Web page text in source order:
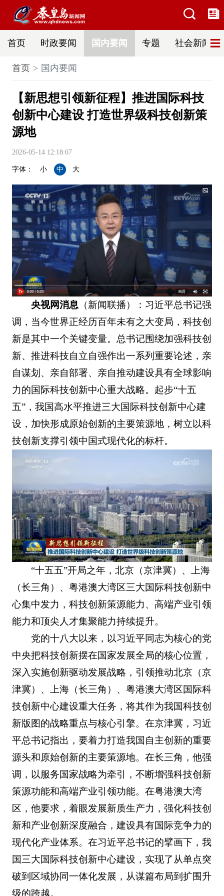
首页 时政要闻 国内要闻 专题 社会新闻
首页 国内要闻
【新思想引领新征程】推进国际科技
创新中心建设 打造世界级科技创新策
源地
2026-05-14 12:18:07
字体： 小 中 大
央视网消息 （新闻联播）：习近平总书记强
调，当今世界正经历百年未有之大变局，科技创
新是其中一个关键变量。总书记围绕加强科技创
新、推进科技自立自强作出一系列重要论述，亲
自谋划、亲自部署、亲自推动建设具有全球影响
力的国际科技创新中心重大战略。起步“十五
五”，我国高水平推进三大国际科技创新中心建
设，加快形成原始创新的主要策源地，树立以科
技创新支撑引领中国式现代化的标杆。
“十五五”开局之年，北京（京津冀）、上海
（长三角）、粤港澳大湾区三大国际科技创新中
心集中发力，科技创新策源能力、高端产业引领
能力和顶尖人才集聚能力持续提升。
党的十八大以来，以习近平同志为核心的党
中央把科技创新摆在国家发展全局的核心位置，
深入实施创新驱动发展战略，引领推动北京（京
津冀）、上海（长三角）、粤港澳大湾区国际科
技创新中心建设重大任务，将其作为我国科技创
新版图的战略重点与核心引擎。在京津冀，习近
平总书记指出，要着力打造我国自主创新的重要
源头和原始创新的主要策源地。在长三角，他强
调，以服务国家战略为牵引，不断增强科技创新
策源功能和高端产业引领功能。在粤港澳大湾
区，他要求，着眼发展新质生产力，强化科技创
新和产业创新深度融合，建设具有国际竞争力的
现代化产业体系。在习近平总书记的擘画下，我
国三大国际科技创新中心建设，实现了从单点突
破到区域协同一体化发展，从谋篇布局到扩围升
级的跨越。